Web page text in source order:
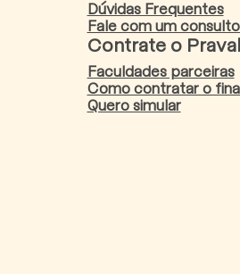
Dúvidas Frequentes
Fale com um
Contrate o
Faculdades parceiras
Como contratar o
Quero simular